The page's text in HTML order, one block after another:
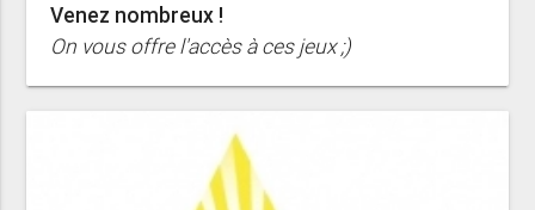
Venez nombreux !
On vous offre l'accès à ces jeux ;)